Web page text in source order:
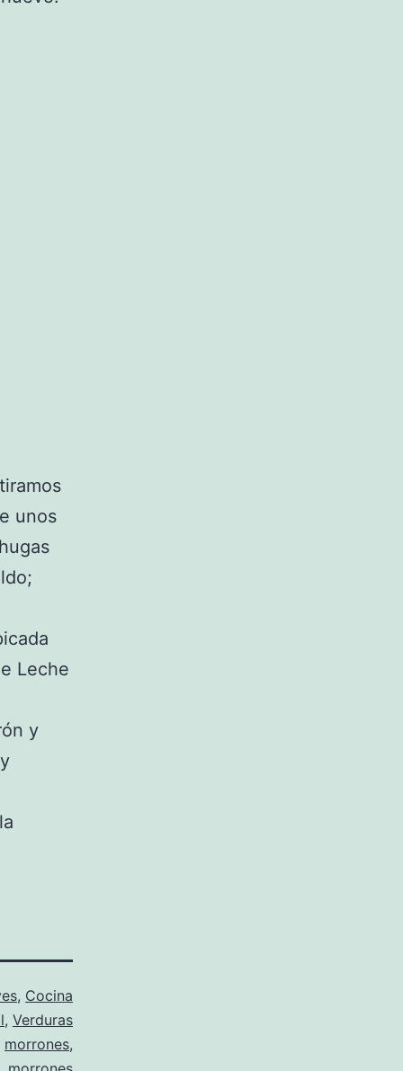
unos
Leche
y
, Cocina
, Verduras
morrones,